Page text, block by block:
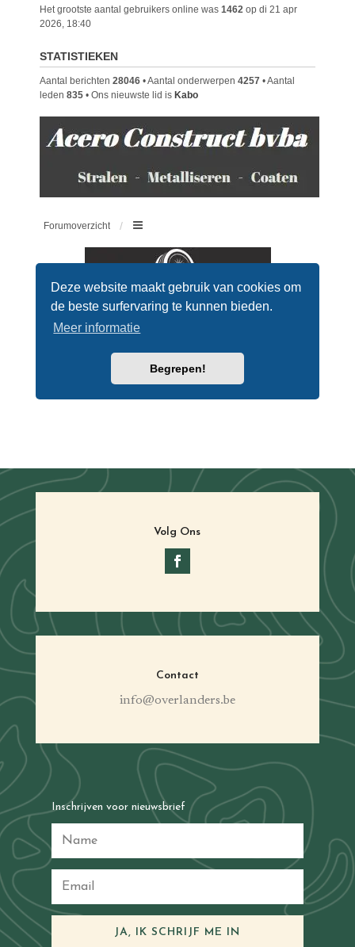
Volg Ons
Contact
info@overlanders.be
Inschrijven voor nieuwsbrief
JA, IK SCHRIJF ME IN